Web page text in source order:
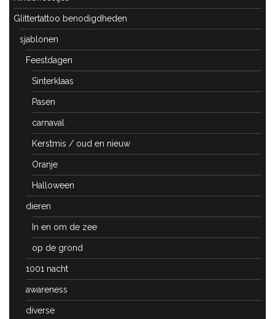
Glittertattoo benodigdheden
sjablonen
Feestdagen
Sinterklaas
Pasen
carnaval
Kerstmis / oud en nieuw
Oranje
Halloween
dieren
In en om de zee
op de grond
1001 nacht
awareness
diverse